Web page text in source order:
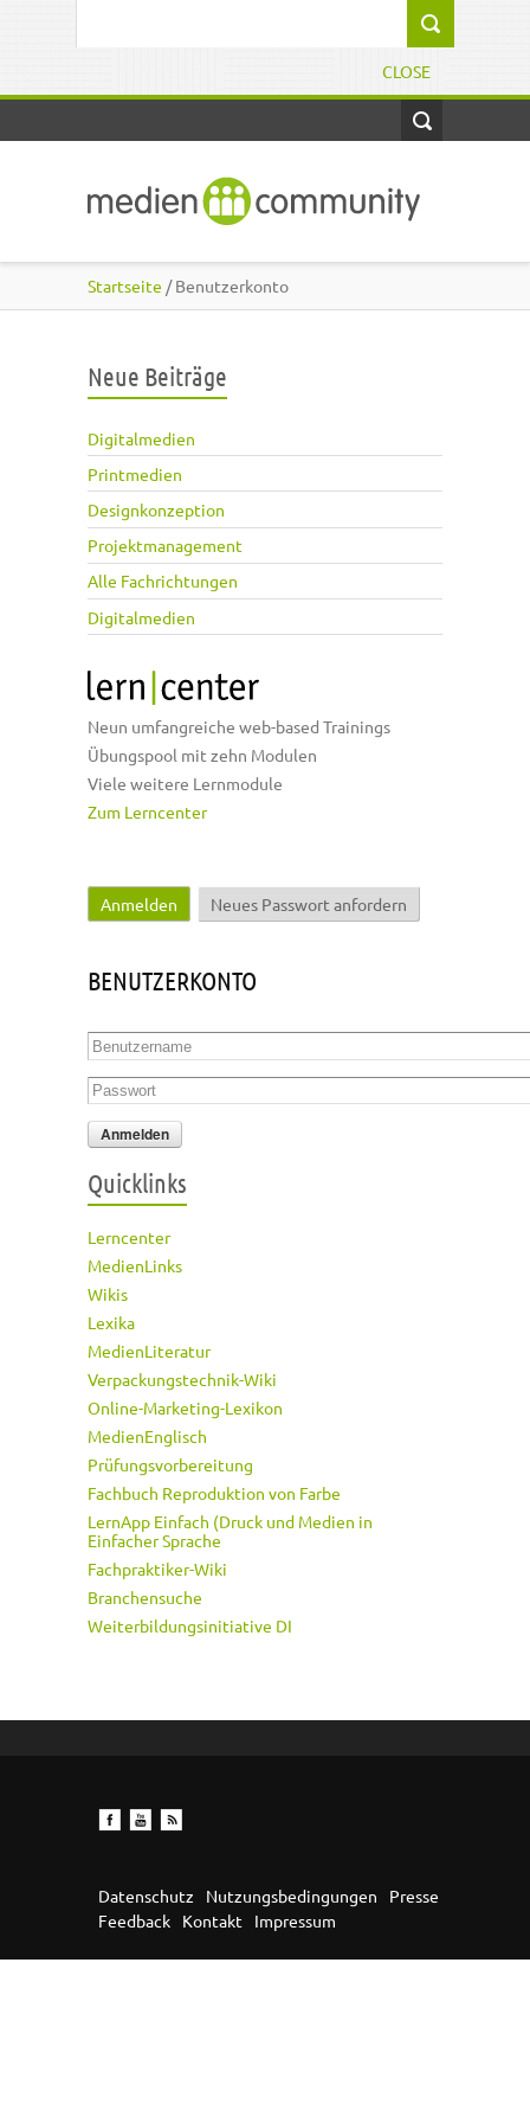
CLOSE
Startseite / Benutzerkonto
Neue Beiträge
Digitalmedien
Printmedien
Designkonzeption
Projektmanagement
Alle Fachrichtungen
Digitalmedien
Neun umfangreiche web-based Trainings
Übungspool mit zehn Modulen
Viele weitere Lernmodule
Zum Lerncenter
Haupt-Reiter
Anmelden (aktiver Reiter)
Neues Passwort anfordern
BENUTZERKONTO
Benutzername
Passwort
Quicklinks
Lerncenter
MedienLinks
Wikis
Lexika
MedienLiteratur
Verpackungstechnik-Wiki
Online-Marketing-Lexikon
MedienEnglisch
Prüfungsvorbereitung
Fachbuch Reproduktion von Farbe
LernApp Einfach (Druck und Medien in
Einfacher Sprache
Fachpraktiker-Wiki
Branchensuche
Weiterbildungsinitiative DI
Datenschutz Nutzungsbedingungen
Presse
Feedback
Kontakt Impressum